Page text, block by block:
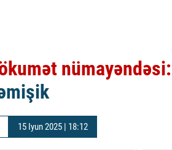
nümayəndəsi:
15 Iyun 2025 | 18:12